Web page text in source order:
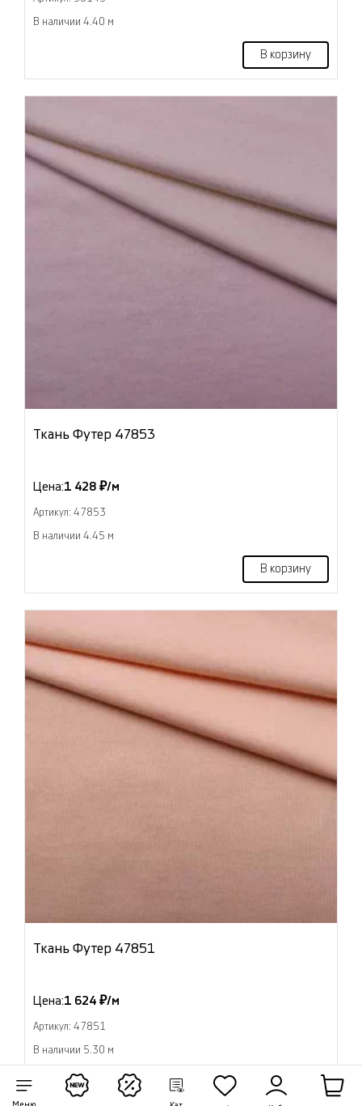
В наличии 4.40 м
В корзину
Ткань Футер 47853
Цена:1 428 ₽/м
Артикул: 47853
В наличии 4.45 м
В корзину
Ткань Футер 47851
Цена:1 624 ₽/м
Артикул: 47851
В наличии 5.30 м
В корзину